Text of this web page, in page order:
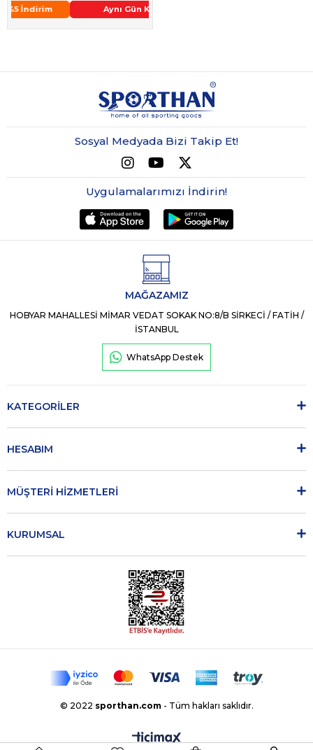
Aynı Gün Kargo !
Sosyal Medyada Bizi Takip Et!
Uygulamalarımızı İndirin!
MAĞAZAMIZ
HOBYAR MAHALLESİ MİMAR VEDAT SOKAK NO:8/B SİRKECİ / FATİH /
İSTANBUL
WhatsApp Destek
KATEGORİLER
HESABIM
MÜŞTERİ HİZMETLERİ
KURUMSAL
© 2022 sporthan.com- Tüm hakları saklıdır.